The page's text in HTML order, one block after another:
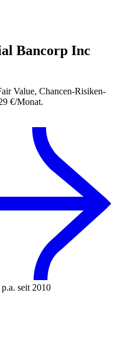
Bancorp Inc
Value, Chancen-Risiken-
€/Monat.
seit 2010